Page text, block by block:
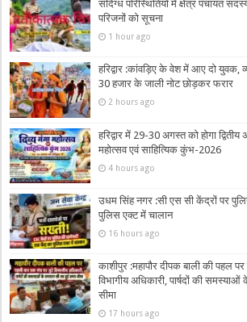
संदिग्ध परिस्थितियों में क्षेत्र पंचायत
परिजनों को सूचना
1 hour ago
हरिद्वार :कांवड़िए के वेश में आए दो युवक,
30 हजार के जाली नोट छोड़कर फरार
2 hours ago
हरिद्वार में 29-30 अगस्त को होगा द्वितीय
महोत्सव एवं साहित्यिक कुंभ-2026
4 hours ago
उधम सिंह नगर :सी एस सी केंद्रों पर
पुलिस एक्ट में चालान
16 hours ago
काशीपुर :महापौर दीपक बाली की पहल
विभागीय अधिकारी, पार्षदों की
सीमा
17 hours ago